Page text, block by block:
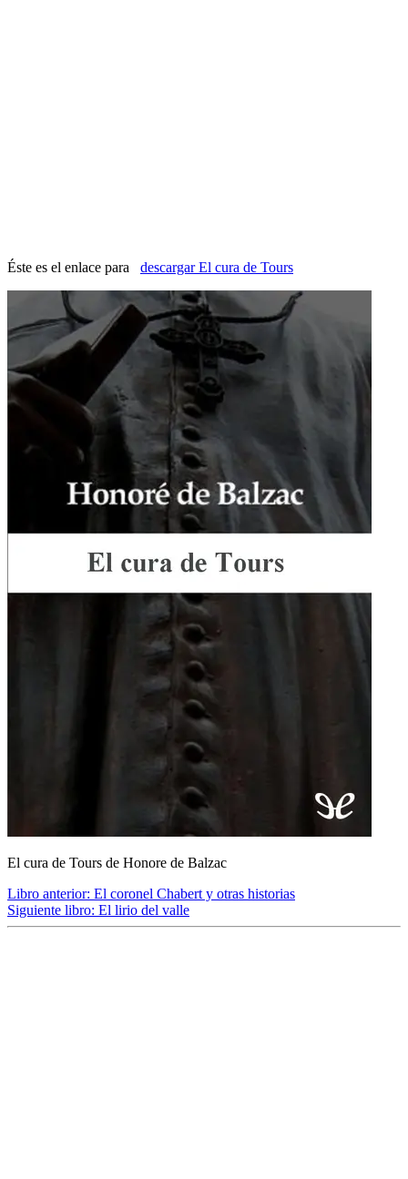
Éste es el enlace para descargar El cura de Tours
El cura de Tours de Honore de Balzac
Libro anterior: El coronel Chabert y otras historias
Siguiente libro: El lirio del valle